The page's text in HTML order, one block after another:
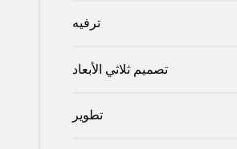
ترفيه
تصميم ثلاثي الأبعاد
تطوير